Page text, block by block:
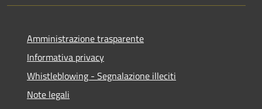
Amministrazione trasparente
Informativa privacy
Whistleblowing - Segnalazione illeciti
Note legali